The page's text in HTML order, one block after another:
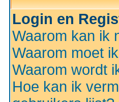
Login en
Waarom kan ik
Waarom moet
Waarom wordt
Hoe kan ik